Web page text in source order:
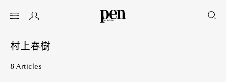
村上春樹
8 Articles